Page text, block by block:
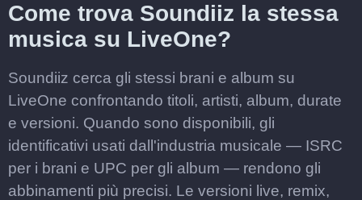
Come trova Soundiiz la stessa
musica su LiveOne?
Soundiiz cerca gli stessi brani e album su
LiveOne confrontando titoli, artisti, album, durate
e versioni. Quando sono disponibili, gli
identificativi usati dall'industria musicale — ISRC
per i brani e UPC per gli album — rendono gli
abbinamenti più precisi. Le versioni live, remix,